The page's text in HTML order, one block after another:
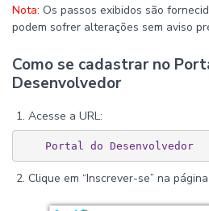
Nota: Os passos exibidos são
podem sofrer alterações sem aviso
Como se cadastrar no
Desenvolvedor
Acesse a URL:
Portal do Desenvolvedor
Clique em “Inscrever-se” na